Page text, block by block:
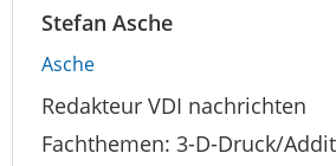
Stefan Asche
Asche
Redakteur VDI nachrichten
Fachthemen: 3-D-Druck/